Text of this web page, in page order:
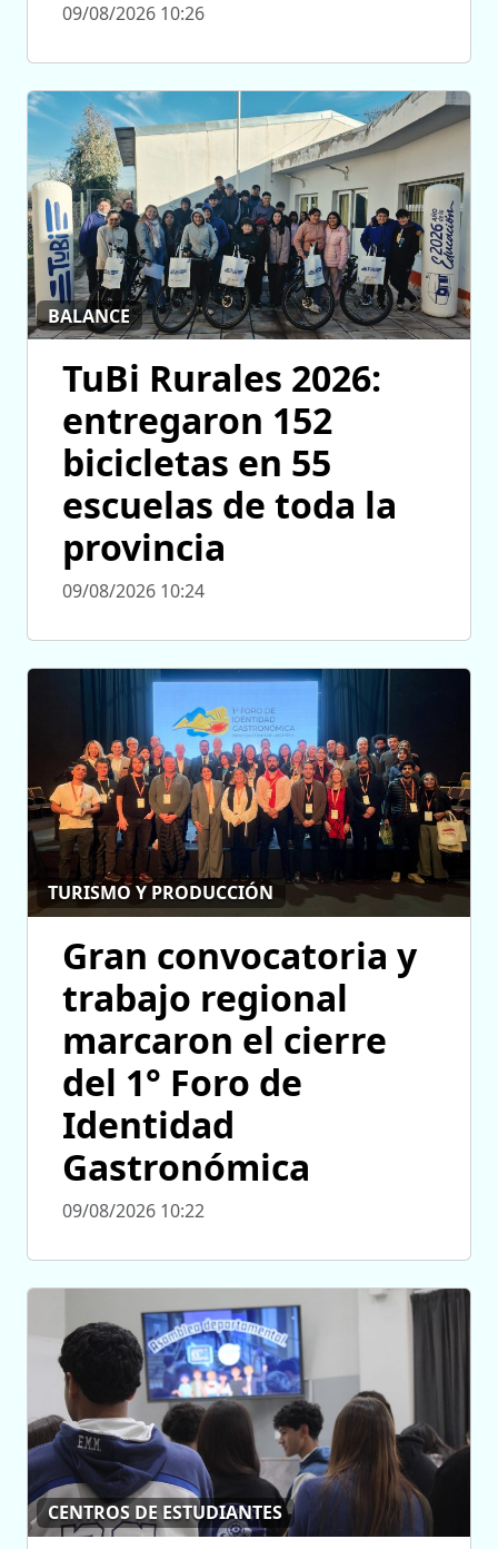
09/08/2026 10:26
BALANCE
TuBi Rurales 2026:
entregaron 152
bicicletas en 55
escuelas de toda la
provincia
09/08/2026 10:24
TURISMO Y PRODUCCIÓN
Gran convocatoria y
trabajo regional
marcaron el cierre
del 1° Foro de
Identidad
Gastronómica
09/08/2026 10:22
CENTROS DE ESTUDIANTES